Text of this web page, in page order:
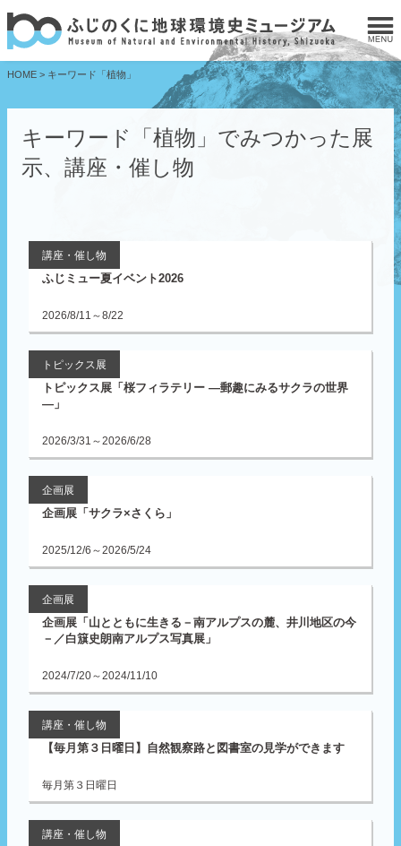
HOME > キーワード「植物」
キーワード「植物」でみつかった展
示、講座・催し物
講座・催し物
ふじミュー夏イベント2026
2026/8/11～8/22
トピックス展
トピックス展「桜フィラテリー ―郵趣にみるサクラの世界
―」
2026/3/31～2026/6/28
企画展
企画展「サクラ×さくら」
2025/12/6～2026/5/24
企画展
企画展「山とともに生きる－南アルプスの麓、井川地区の今
－／白簱史朗南アルプス写真展」
2024/7/20～2024/11/10
講座・催し物
【毎月第３日曜日】自然観察路と図書室の見学ができます
毎月第３日曜日
講座・催し物